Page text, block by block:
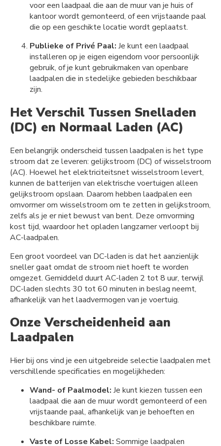
voor een laadpaal die aan de muur van je huis of
kantoor wordt gemonteerd, of een vrijstaande paal
die op een geschikte locatie wordt geplaatst.
Publieke of Privé Paal: Je kunt een laadpaal
installeren op je eigen eigendom voor persoonlijk
gebruik, of je kunt gebruikmaken van openbare
laadpalen die in stedelijke gebieden beschikbaar
zijn.
Het Verschil Tussen Snelladen
(DC) en Normaal Laden (AC)
Een belangrijk onderscheid tussen laadpalen is het type
stroom dat ze leveren: gelijkstroom (DC) of wisselstroom
(AC). Hoewel het elektriciteitsnet wisselstroom levert,
kunnen de batterijen van elektrische voertuigen alleen
gelijkstroom opslaan. Daarom hebben laadpalen een
omvormer om wisselstroom om te zetten in gelijkstroom,
zelfs als je er niet bewust van bent. Deze omvorming
kost tijd, waardoor het opladen langzamer verloopt bij
AC-laadpalen.
Een groot voordeel van DC-laden is dat het aanzienlijk
sneller gaat omdat de stroom niet hoeft te worden
omgezet. Gemiddeld duurt AC-laden 2 tot 8 uur, terwijl
DC-laden slechts 30 tot 60 minuten in beslag neemt,
afhankelijk van het laadvermogen van je voertuig.
Onze Verscheidenheid aan
Laadpalen
Hier bij ons vind je een uitgebreide selectie laadpalen met
verschillende specificaties en mogelijkheden:
Wand- of Paalmodel: Je kunt kiezen tussen een
laadpaal die aan de muur wordt gemonteerd of een
vrijstaande paal, afhankelijk van je behoeften en
beschikbare ruimte.
Vaste of Losse Kabel: Sommige laadpalen